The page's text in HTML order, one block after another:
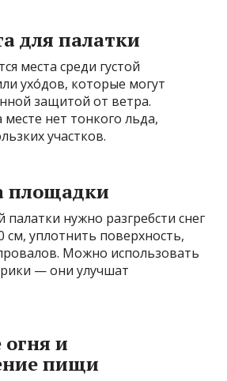
для палатки
места среди густой
ухо́дов, которые могут
защитой от ветра.
месте нет тонкого льда,
участков.
площадки
палатки нужно разгребсти снег
см, уплотнить поверхность,
Можно использовать
— они улучшат
огня и
пищи